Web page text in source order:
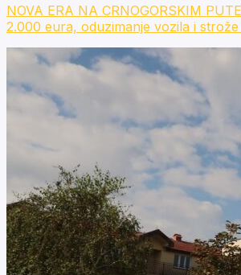
NOVA ERA NA CRNOGORSKIM
2.000 eura, oduzimanje vozila i